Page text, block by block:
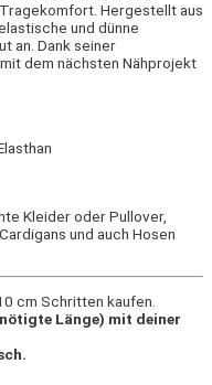
Hergestellt aus
und dünne
an. Dank seiner
dem nächsten Nähprojekt
Kleider oder Pullover,
und auch Hosen
cm Schritten kaufen.
Länge) mit deiner